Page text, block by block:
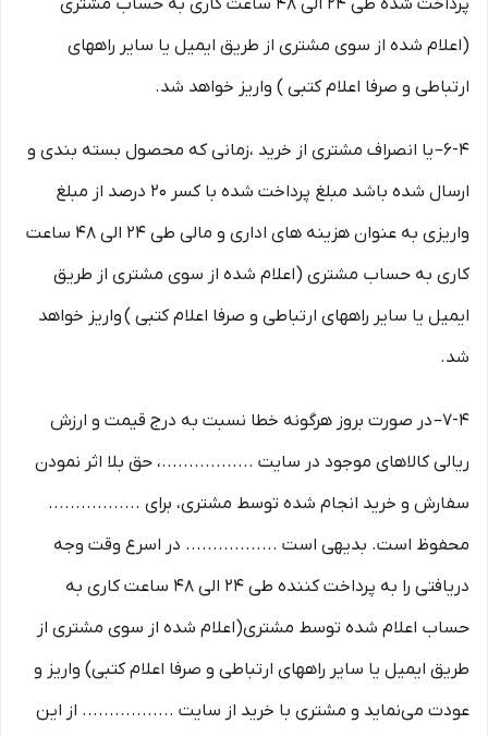
پرداخت شده طی ۲۴ الی ۴۸ ساعت کاری به حساب مشتری
(اعلام شده از سوی مشتری از طریق ایمیل یا سایر راههای
ارتباطی و صرفا اعلام کتبی ) واریز خواهد شد.
6-۴– یا انصراف مشتری از خرید ،زمانی که محصول بسته بندی و
ارسال شده باشد مبلغ پرداخت شده با کسر ۲۰ درصد از مبلغ
واریزی به عنوان هزینه های اداری و مالی طی ۲۴ الی ۴۸ ساعت
کاری به حساب مشتری (اعلام شده از سوی مشتری از طریق
ایمیل یا سایر راههای ارتباطی و صرفا اعلام کتبی ) واریز خواهد
شد.
7-۴– در صورت بروز هرگونه خطا نسبت به درج قیمت و ارزش
ریالی کالاهای موجود در سایت .................، حق بلا اثر نمودن
سفارش و خرید انجام شده توسط مشتری، برای .................
محفوظ است. بدیهی است ................. در اسرع وقت وجه
دریافتی را به پرداخت کننده طی ۲۴ الی ۴۸ ساعت کاری به
حساب اعلام شده توسط مشتری(اعلام شده از سوی مشتری از
طریق ایمیل یا سایر راههای ارتباطی و صرفا اعلام کتبی) واریز و
عودت می‌نماید و مشتری با خرید از سایت ................. از این